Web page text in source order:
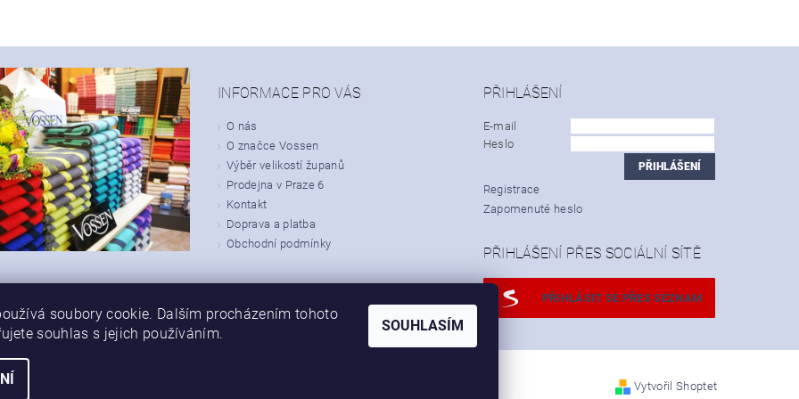
INFORMACE PRO VÁS
O nás
O značce Vossen
Výběr velikostí županů
Prodejna v Praze 6
Kontakt
Doprava a platba
Obchodní podmínky
PŘIHLÁŠENÍ
E-mail
Heslo
Registrace
Zapomenuté heslo
PŘIHLÁŠENÍ PŘES SOCIÁLNÍ SÍTĚ
PŘIHLÁSIT SE PŘES SEZNAM
Vytvořil Shoptet
soubory cookie. Dalším procházením tohoto
souhlas s jejich používáním.
SOUHLASÍM